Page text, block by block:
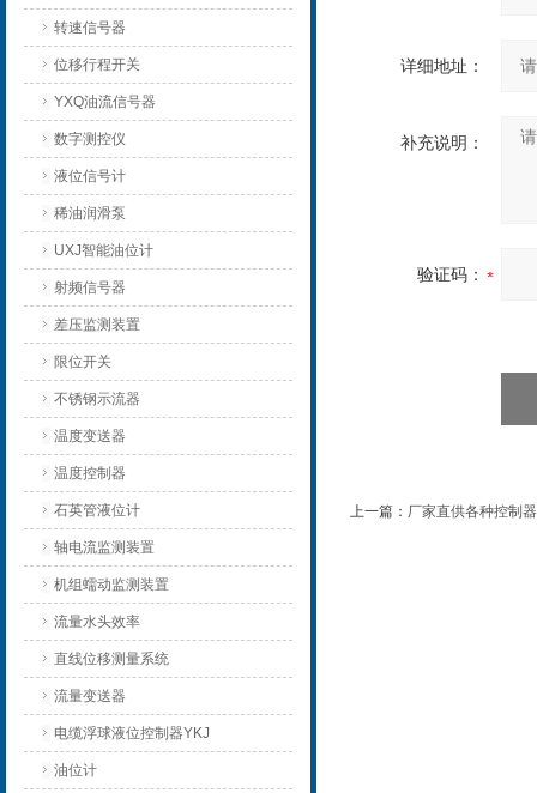
转速信号器
位移行程开关
YXQ油流信号器
数字测控仪
液位信号计
稀油润滑泵
UXJ智能油位计
射频信号器
差压监测装置
限位开关
不锈钢示流器
温度变送器
温度控制器
石英管液位计
轴电流监测装置
机组蠕动监测装置
流量水头效率
直线位移测量系统
流量变送器
电缆浮球液位控制器YKJ
油位计
详细地址：
补充说明：
验证码：
上一篇： 厂家直供各种控制